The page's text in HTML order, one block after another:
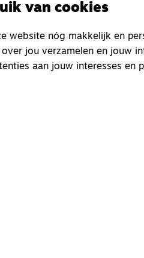
van cookies
website nóg makkelijk en
jou verzamelen en jouw
aan jouw interesses en